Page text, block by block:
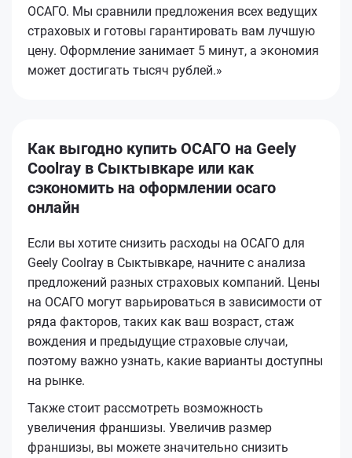
ОСАГО. Мы сравнили предложения всех ведущих
страховых и готовы гарантировать вам лучшую
цену. Оформление занимает 5 минут, а экономия
может достигать тысяч рублей.»
Как выгодно купить ОСАГО на Geely
Coolray в Сыктывкаре или как
сэкономить на оформлении осаго
онлайн
Если вы хотите снизить расходы на ОСАГО для
Geely Coolray в Сыктывкаре, начните с анализа
предложений разных страховых компаний. Цены
на ОСАГО могут варьироваться в зависимости от
ряда факторов, таких как ваш возраст, стаж
вождения и предыдущие страховые случаи,
поэтому важно узнать, какие варианты доступны
на рынке.
Также стоит рассмотреть возможность
увеличения франшизы. Увеличив размер
франшизы, вы можете значительно снизить